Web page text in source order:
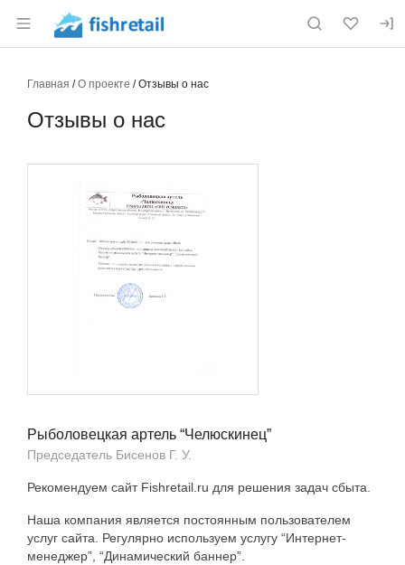
Раздел навигации по сайту fishretail.ru
Главная О проекте Отзывы о нас
Отзывы о нас
Рыболовецкая артель “Челюскинец”
Председатель Бисенов Г. У.
Рекомендуем сайт Fishretail.ru для решения задач сбыта.
Наша компания является постоянным пользователем
услуг сайта. Регулярно используем услугу “Интернет-
менеджер”, “Динамический баннер”.